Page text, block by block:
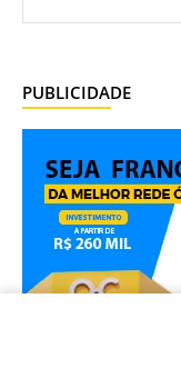
PUBLICIDADE